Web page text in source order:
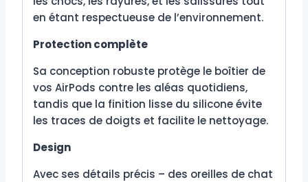
en étant respectueuse de l’environnement.
Protection complète
Sa conception robuste protège le boîtier de
vos AirPods contre les aléas quotidiens,
tandis que la finition lisse du silicone évite
les traces de doigts et facilite le nettoyage.
Design
Avec ses détails précis – des oreilles de chat